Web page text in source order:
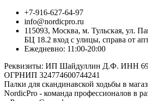
+7-916-627-64-97
info@nordicpro.ru
115093, Москва, м. Тульская, ул.
БЦ 18.2 вход с улицы, справа от
Ежедневно: 11:00-20:00
Реквизиты: ИП Шайдуллин Д.Ф. ИНН
ОГРНИП 324774600744241
Палки для скандинавской ходьбы в
NordicPro - команда профессионалов в